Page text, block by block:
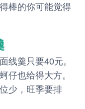
棒的你可能觉得
线羹只要40元。
仔也给得大方。
少，旺季要排